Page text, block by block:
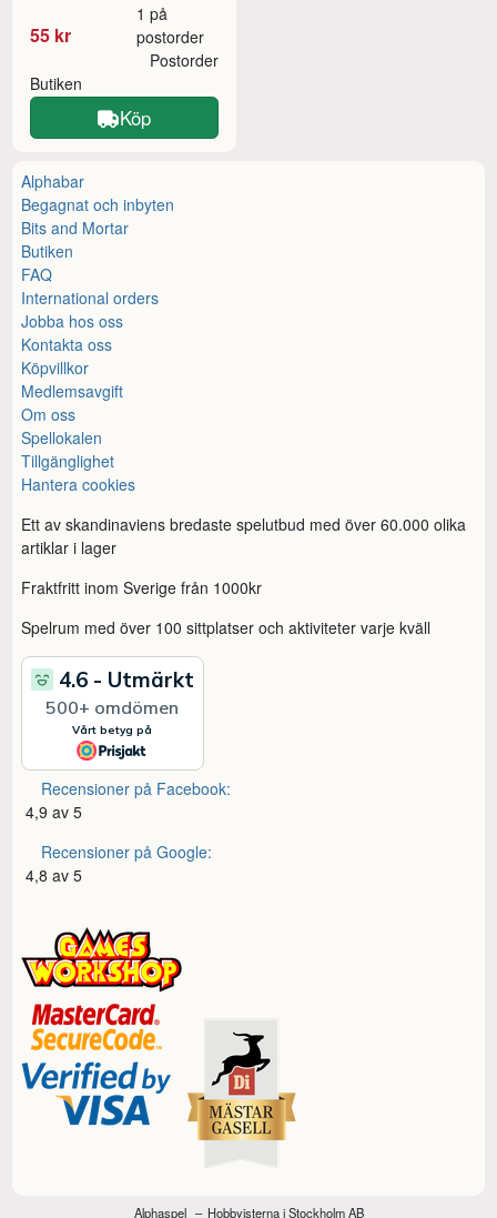
55 kr
1 på
postorder
Butiken
Postorder
Köp
Alphabar
Begagnat och inbyten
Bits and Mortar
Butiken
FAQ
International orders
Jobba hos oss
Kontakta oss
Köpvillkor
Medlemsavgift
Om oss
Spellokalen
Tillgänglighet
Hantera cookies
Ett av skandinaviens bredaste spelutbud med över 60.000 olika
artiklar i lager
Fraktfritt inom Sverige från 1000kr
Spelrum med över 100 sittplatser och aktiviteter varje kväll
Recensioner på Facebook:
4,9 av 5
Recensioner på Google:
4,8 av 5
Alphaspel Hobbyisterna i Stockholm AB